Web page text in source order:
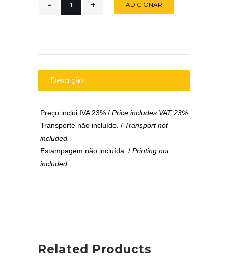
ADICIONAR
Descrição
Preço inclui IVA 23% / Price includes VAT 23%
Transporte não incluído. / Transport not
included.
Estampagem não incluída. / Printing not
included.
Related Products